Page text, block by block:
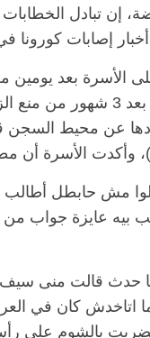
إن تبادل
إصابات كورونا
على الأسرة بعد
عن محيط السجن
وأكدت الأسرة أن
مش حابطل أطالب
بيه عايزة جواب من
حدث قالت منى سيف:
اتاخدش كان في
بالشوم على
الرئيسية مصر
في ذكرى رحيله..
قانوني دافع عن
للحرية (بروفايل)
26 يناير، 2026